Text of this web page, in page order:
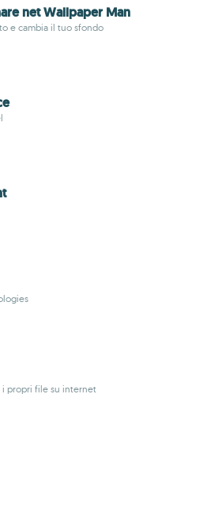
net Wallpaper Man
e cambia il tuo sfondo
propri file su internet